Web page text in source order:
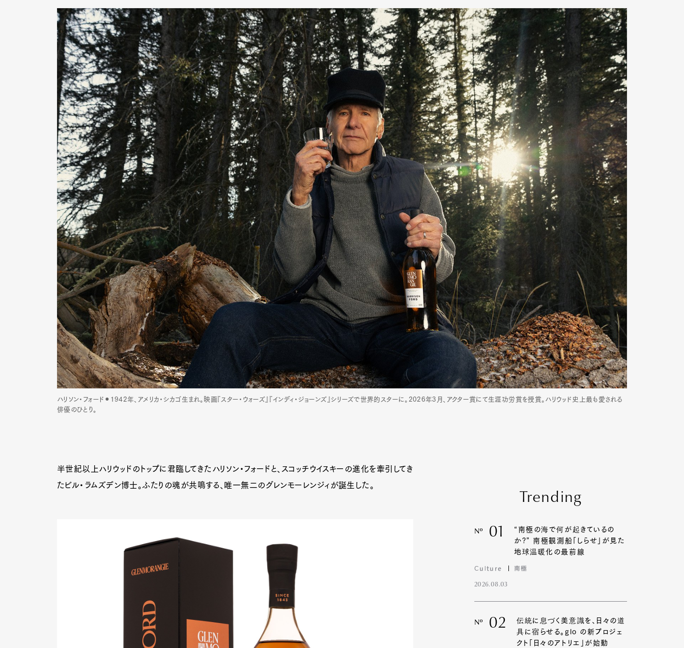
Pen Membership Magazine Official Columnist About Contact
Pen Meet Pen international Pen tw
ハリソン・フォード⚫︎1942年、アメリカ・シカゴ生まれ。映画『スター・ウォーズ』『インディ・ジョーンズ』シリーズで世界的スターに。2026年3月、アクター賞にて生涯功労賞を授賞。ハリウッド史上最も愛される
俳優のひとり。
半世紀以上ハリウッドのトップに君臨してきたハリソン・フォードと、スコッチウイスキーの進化を牽引してき
たビル・ラムズデン博士。ふたりの魂が共鳴する、唯一無二のグレンモーレンジィが誕生した。
Trending
Nº 01
“南極の海で何が起きているの
か?” 南極観測船「しらせ」が見た
地球温暖化の最前線
Culture 南極
2026.08.03
Nº 02
伝統に息づく美意識を、日々の道
具に宿らせる。glo の新プロジェ
クト「日々のアトリエ」が始動